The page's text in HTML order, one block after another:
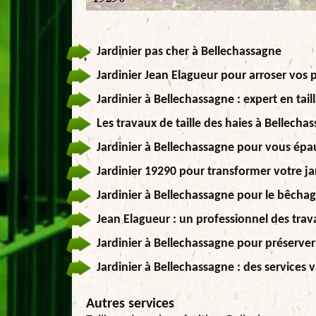
Jardinier pas cher à Bellechassagne
Jardinier Jean Elagueur pour arroser vos
Jardinier à Bellechassagne : expert en
Les travaux de taille des haies à
Jardinier à Bellechassagne pour vous
Jardinier 19290 pour transformer votre
Jardinier à Bellechassagne pour le
Jean Elagueur : un professionnel des
Jardinier à Bellechassagne pour
Jardinier à Bellechassagne : des services
Autres services